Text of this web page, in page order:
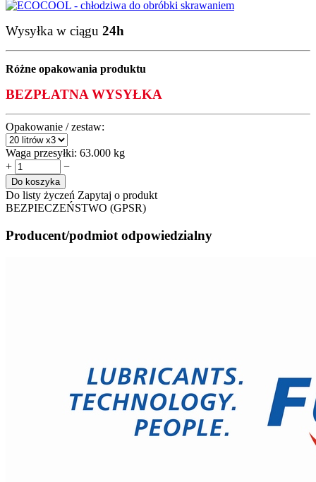
Wysyłka w ciągu 24h
Różne opakowania produktu
BEZPŁATNA WYSYŁKA
Opakowanie / zestaw:
Waga przesyłki: 63.000 kg
+
−
Do koszyka
Do listy życzeń Zapytaj o produkt
BEZPIECZEŃSTWO (GPSR)
Producent/podmiot odpowiedzialny